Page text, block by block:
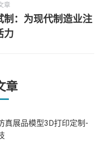
：
章
制：为现代制造业注
力
章
真展品模型3D打印定制-